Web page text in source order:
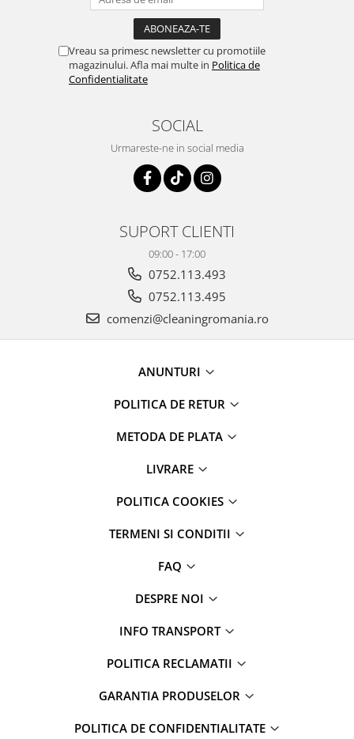
Vreau sa primesc newsletter cu promotiile
magazinului. Afla mai multe in Politica de
Confidentialitate
SOCIAL
Urmareste-ne in social media
SUPORT CLIENTI
09:00 - 17:00
0752.113.493
0752.113.495
comenzi@cleaningromania.ro
ANUNTURI
POLITICA DE RETUR
METODA DE PLATA
LIVRARE
POLITICA COOKIES
TERMENI SI CONDITII
FAQ
DESPRE NOI
INFO TRANSPORT
POLITICA RECLAMATII
GARANTIA PRODUSELOR
POLITICA DE CONFIDENTIALITATE